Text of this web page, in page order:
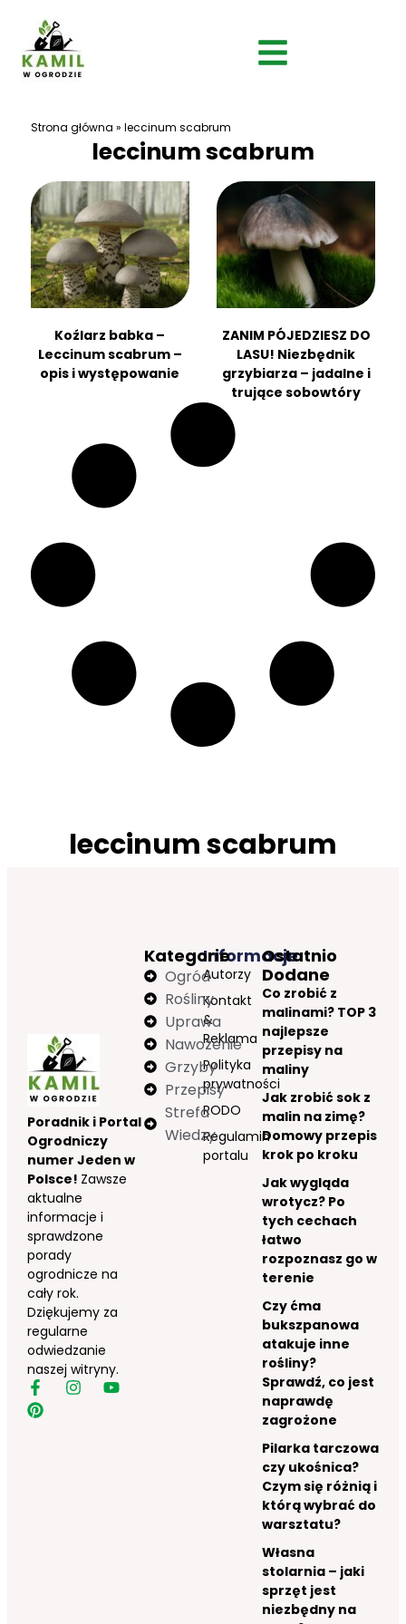
Strona główna » leccinum scabrum
leccinum scabrum
Koźlarz babka –
Leccinum scabrum –
opis i występowanie
ZANIM PÓJEDZIESZ DO
LASU! Niezbędnik
grzybiarza – jadalne i
trujące sobowtóry
leccinum scabrum
Poradnik i Portal
Ogrodniczy
numer Jeden w
Polsce! Zawsze
aktualne
informacje i
sprawdzone
porady
ogrodnicze na
cały rok.
Dziękujemy za
regularne
odwiedzanie
naszej witryny.
Informacje
Autorzy
Kontakt
&
Reklama
Polityka
prywatności
RODO
Regulamin
portalu
Kategorie
Ogród
Rośliny
Uprawa
Nawożenie
Grzyby
Przepisy
Strefa
Wiedzy
Ostatnio
Dodane
Co zrobić z
malinami? TOP 3
najlepsze
przepisy na
maliny
Jak zrobić sok z
malin na zimę?
Domowy przepis
krok po kroku
Jak wygląda
wrotycz? Po
tych cechach
łatwo
rozpoznasz go w
terenie
Czy ćma
bukszpanowa
atakuje inne
rośliny?
Sprawdź, co jest
naprawdę
zagrożone
Pilarka tarczowa
czy ukośnica?
Czym się różnią i
którą wybrać do
warsztatu?
Własna
stolarnia – jaki
sprzęt jest
niezbędny na